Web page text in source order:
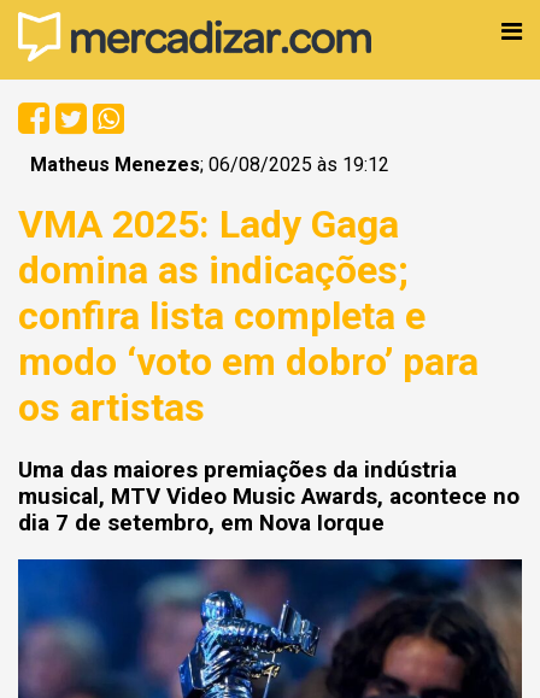
Matheus Menezes; 06/08/2025 às 19:12
VMA 2025: Lady Gaga
domina as indicações;
confira lista completa e
modo ‘voto em dobro’ para
os artistas
Uma das maiores premiações da indústria
musical, MTV Video Music Awards, acontece no
dia 7 de setembro, em Nova Iorque